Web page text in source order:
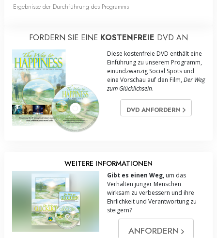
Ergebnisse der Durchführung des Programms
FORDERN SIE EINE KOSTENFREIE DVD AN
Diese kostenfreie DVD enthält eine
Einführung zu unserem Programm,
einundzwanzig Social Spots und
eine Vorschau auf den Film, Der Weg
zum Glücklichsein.
DVD ANFORDERN
WEITERE INFORMATIONEN
Gibt es einen Weg, um das
Verhalten junger Menschen
wirksam zu verbessern und ihre
Ehrlichkeit und Verantwortung zu
steigern?
ANFORDERN